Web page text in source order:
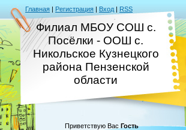
Главная | Регистрация | Вход | RSS
Филиал МБОУ СОШ с.
Посёлки - ООШ с.
Никольское Кузнецкого
района Пензенской
области
Приветствую Вас Гость